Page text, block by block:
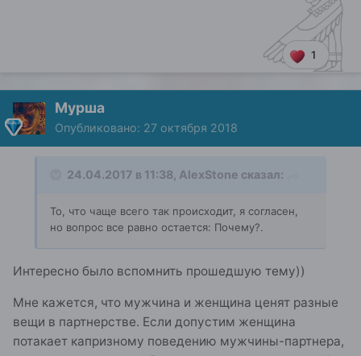
1
Мурша
Опубликовано: 27 октября 2018
24.04.2017 в 11:38, AlexStone сказал:
То, что чаще всего так происходит, я согласен,
но вопрос все равно остается: Почему?.
Интересно было вспомнить прошедшую тему))
Мне кажется, что мужчина и женщина ценят разные
вещи в партнерстве. Если допустим женщина
потакает капризному поведению мужчины-партнера,